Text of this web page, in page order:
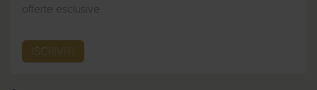
offerte esclusive
ISCRIVITI